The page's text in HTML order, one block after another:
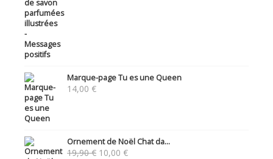
Marque-page Tu es une Queen
14,00 €
Ornement de Noël Chat da...
19,90€ Le
10,00 €Le